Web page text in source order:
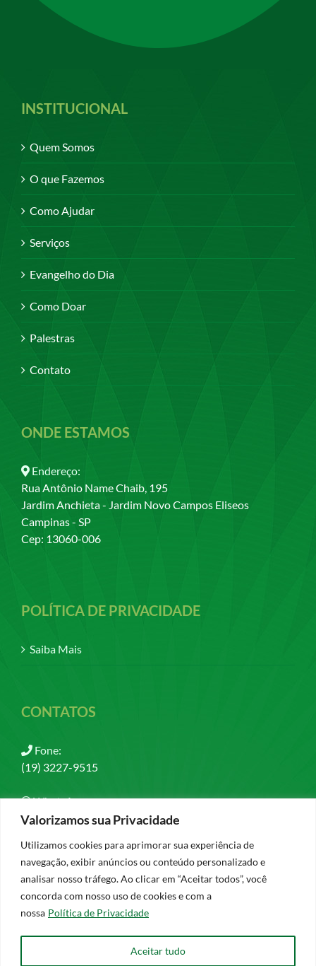
Valorizamos sua Privacidade
Utilizamos cookies para aprimorar sua experiência de
navegação, exibir anúncios ou conteúdo personalizado e
analisar nosso tráfego. Ao clicar em “Aceitar todos”, você
concorda com nosso uso de cookies e com a
nossa Política de Privacidade
Aceitar tudo
INSTITUCIONAL
Quem Somos
O que Fazemos
Como Ajudar
Serviços
Evangelho do Dia
Como Doar
Palestras
Contato
ONDE ESTAMOS
Endereço:
Rua Antônio Name Chaib, 195
Jardim Anchieta - Jardim Novo Campos Eliseos
Campinas - SP
Cep: 13060-006
POLÍTICA DE PRIVACIDADE
Saiba Mais
CONTATOS
Fone:
(19) 3227-9515
WhatsApp:
(19) 97408-1679
Email:
contato@esperancaevida.org.br